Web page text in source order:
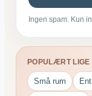
Ingen spam. Kun
POPULÆRT LIGE
Små rum